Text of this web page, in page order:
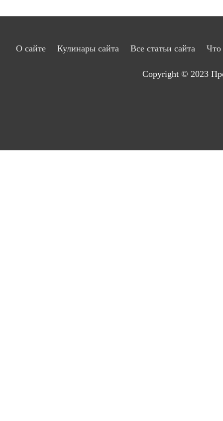
О сайте Кулинары сайта Все статьи сайта Что
Copyright © 2023